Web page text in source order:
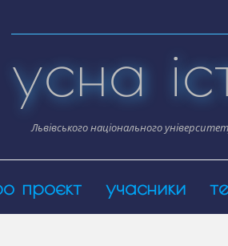
усна
Львівського національного
проєкт учасники